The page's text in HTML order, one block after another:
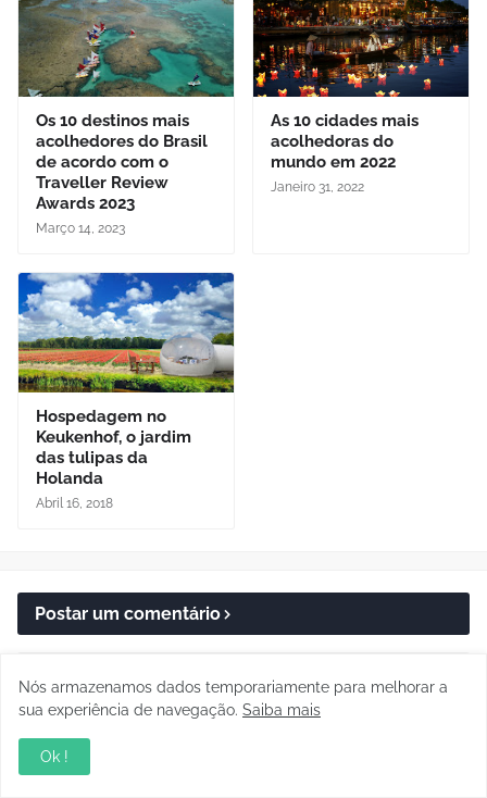
Os 10 destinos mais
acolhedores do Brasil
de acordo com o
Traveller Review
Awards 2023
Março 14, 2023
As 10 cidades mais
acolhedoras do
mundo em 2022
Janeiro 31, 2022
Hospedagem no
Keukenhof, o jardim
das tulipas da
Holanda
Abril 16, 2018
Postar um comentário
Nós armazenamos dados temporariamente para melhorar a
sua experiência de navegação. Saiba mais
Ok !